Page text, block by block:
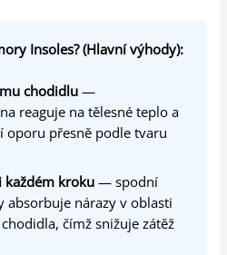
Insoles? (Hlavní výhody):
chodidlu —
reaguje na tělesné teplo a
přesně podle tvaru
každém kroku — spodní
absorbuje nárazy v oblasti
čímž snižuje zátěž